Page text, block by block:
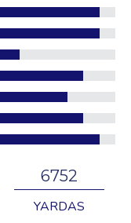
6752
YARDAS